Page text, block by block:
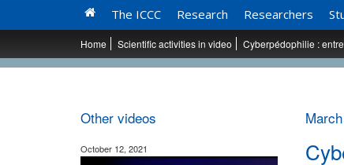
The ICCC Research Researchers
Home Scientific activities in video Cyberpédophilie :
Other videos
October 12, 2021